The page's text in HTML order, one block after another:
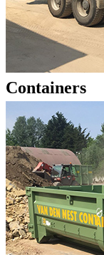
Containers